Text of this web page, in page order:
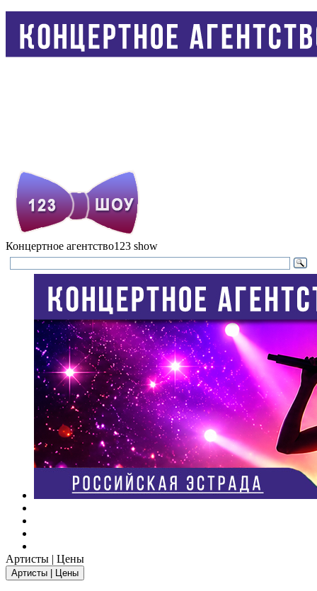
Концертное агентство123 show
Артисты | Цены
Артисты | Цены